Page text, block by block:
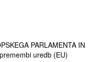
PARLAMENTA IN
uredb (EU)